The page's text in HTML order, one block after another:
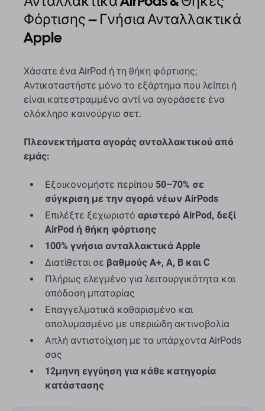
Φόρτισης – Γνήσια Ανταλλακτικά
Apple
Χάσατε ένα AirPod ή τη θήκη φόρτισης;
Αντικαταστήστε μόνο το εξάρτημα που λείπει ή
είναι κατεστραμμένο αντί να αγοράσετε ένα
ολόκληρο καινούργιο σετ.
Πλεονεκτήματα αγοράς ανταλλακτικού από
εμάς:
Εξοικονομήστε περίπου 50–70% σε
σύγκριση με την αγορά νέων AirPods
Επιλέξτε ξεχωριστό αριστερό AirPod, δεξί
AirPod ή θήκη φόρτισης
100% γνήσια ανταλλακτικά Apple
Διατίθεται σε βαθμούς A+, A, B και C
Πλήρως ελεγμένο για λειτουργικότητα και
απόδοση μπαταρίας
Επαγγελματικά καθαρισμένο και
απολυμασμένο με υπεριώδη ακτινοβολία
Απλή αντιστοίχιση με τα υπάρχοντα AirPods
σας
12μηνη εγγύηση για κάθε κατηγορία
κατάστασης